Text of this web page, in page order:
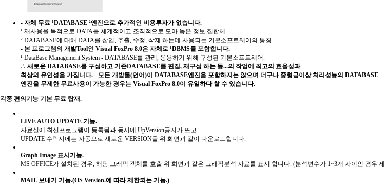
- 자체 무료 ¹DATABASE ²엔진으로 추가적인 비용투자가 없습니다.
¹ 재사용을 목적으로 DATA를 체계적이고 조직적으로 모아 놓은 정보 집합체.
² DATABASE에 대해 DATA를 삽입, 추출, 수정, 삭제 하는데 사용되는 기본소프트웨어의 통칭.
- 본 프로그램의 개발Tool인 Visual FoxPro 8.0은 자체로 ¹DBMS를 포함합니다.
¹ DataBase Management System - DATABASE를 관리, 응용하기 위해 구성된 기본소프트웨어.
∴ 새로운 DATABASE를 구성하고 기존DATABASE를 편집, 재구성 하는 등...의 작업에 최고의 효율성과
최상의 유연성을 가집니다. - 모든 개발툴(언어)이 DATABASE엔진을 포함하지는 않으며 더구나 중형급이상 처리성능의 DATABASE
엔진을 무제한 무료사용이 가능한 경우는 Visual FoxPro 8.0이 유일하다 할 수 있습니다.
각종 편의기능 기본 무료 탑재.
LIVE AUTO UPDATE 기능.
자료실에 최신프로그램이 등록됨과 동시에 UpVersion공지가 뜨고
UPDATE 수락시에는 자동으로 새로운 VERSION을 위 화면과 같이 다운로드합니다.
Graph Image 표시기능.
MS OFFICE가 설치된 경우, 해당 그래픽 객체를 호출 위 화면과 같은 그래픽분석 자료를 표시 합니다. (분석변수가 1~3개 사이인 경우
MAIL 보내기 기능.(OS Version.에 따라 제한되는 기능.)